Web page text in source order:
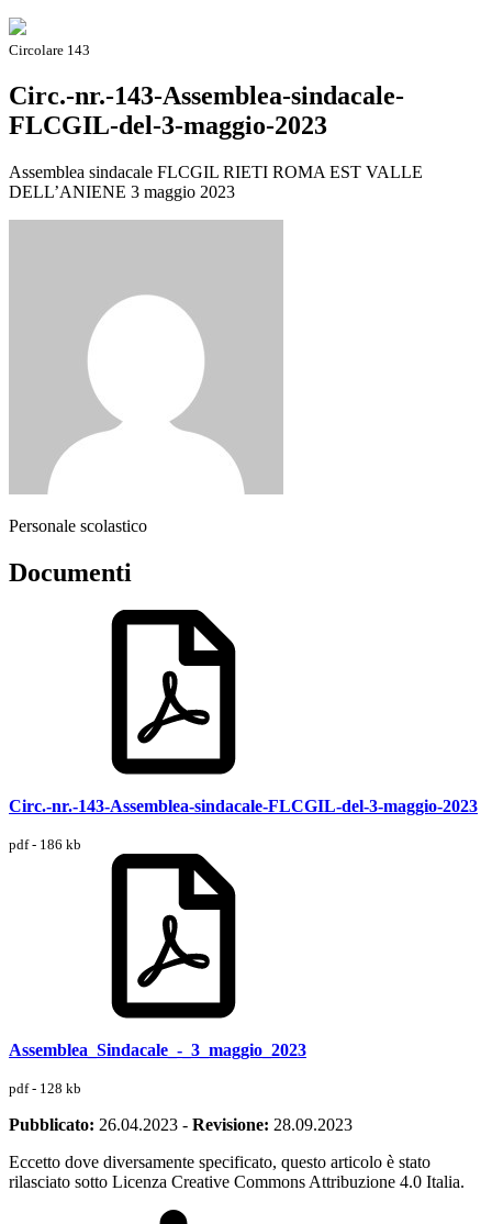
Circolare 143
Circ.-nr.-143-Assemblea-sindacale-
FLCGIL-del-3-maggio-2023
Assemblea sindacale FLCGIL RIETI ROMA EST VALLE
DELL’ANIENE 3 maggio 2023
Personale scolastico
Documenti
Circ.-nr.-143-Assemblea-sindacale-FLCGIL-del-3-maggio-2023
pdf - 186 kb
Assemblea_Sindacale_-_3_maggio_2023
pdf - 128 kb
Pubblicato: 26.04.2023 - Revisione: 28.09.2023
Eccetto dove diversamente specificato, questo articolo è stato
rilasciato sotto Licenza Creative Commons Attribuzione 4.0 Italia.